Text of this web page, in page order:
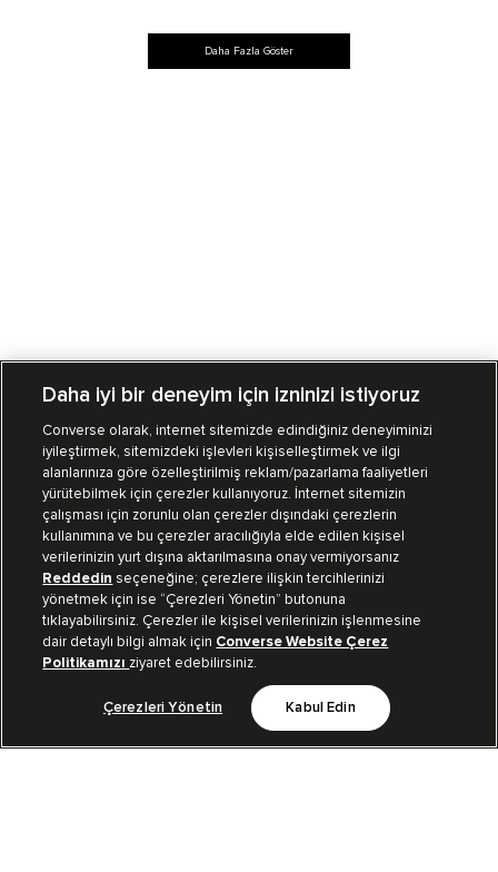
Daha Fazla Göster
Mağazalarımız Sipariş Takibi
Müşteri İlişkileri
Koleksiyon
Kurumsal
Bizi Takip Et
Daha iyi bir deneyim için izninizi istiyoruz
Converse olarak, internet sitemizde edindiğiniz deneyiminizi
iyileştirmek, sitemizdeki işlevleri kişiselleştirmek ve ilgi
alanlarınıza göre özelleştirilmiş reklam/pazarlama faaliyetleri
yürütebilmek için çerezler kullanıyoruz. İnternet sitemizin
çalışması için zorunlu olan çerezler dışındaki çerezlerin
kullanımına ve bu çerezler aracılığıyla elde edilen kişisel
verilerinizin yurt dışına aktarılmasına onay vermiyorsanız
Reddedin seçeneğine; çerezlere ilişkin tercihlerinizi
yönetmek için ise “Çerezleri Yönetin” butonuna
tıklayabilirsiniz. Çerezler ile kişisel verilerinizin işlenmesine
dair detaylı bilgi almak için Converse Website Çerez
Politikamızı ziyaret edebilirsiniz.
Çerezleri Yönetin Kabul Edin